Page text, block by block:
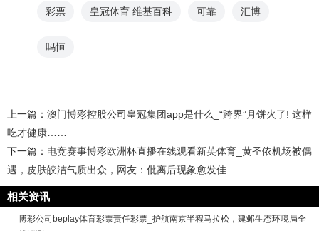
彩票 皇冠体育 维基百科 可靠 汇博
吗恒
上一篇： 澳门博彩控股公司皇冠集团app是什么_“跨界”月饼火了! 这样
吃才健康……
下一篇： 电竞赛事博彩欧洲杯直播在线观看新英体育_黄圣依机场被偶
遇，皮肤皎洁气质出众，网友：仳离后现象愈发佳
相关资讯
博彩公司beplay体育彩票责任彩票_护航南京半程马拉松，建邺生态环境局全